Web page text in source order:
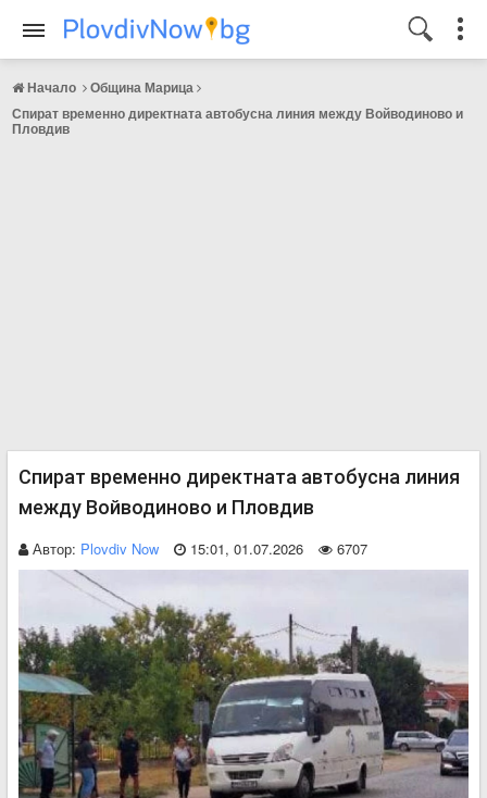
Начало
Община Марица
Спират временно директната автобусна линия между Войводиново и
Пловдив
Спират временно директната автобусна линия
между Войводиново и Пловдив
Автор: Plovdiv Now 15:01, 01.07.2026 6707